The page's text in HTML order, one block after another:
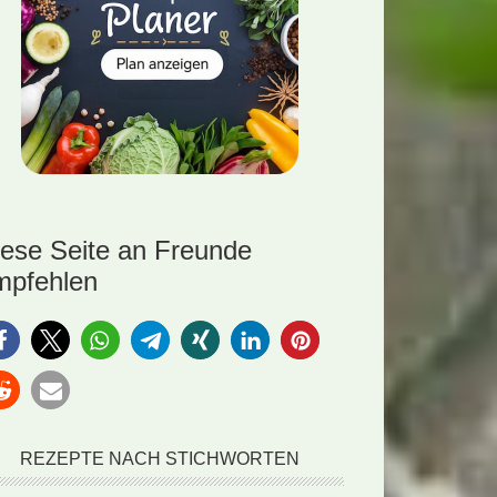
Seite an Freunde
REZEPTE NACH STICHWORTEN